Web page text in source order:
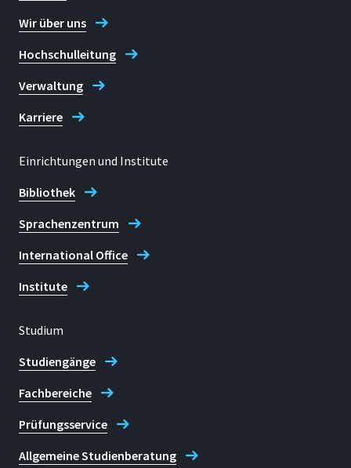
Wir über uns
Hochschulleitung
Verwaltung
Karriere
Einrichtungen und Institute
Bibliothek
Sprachenzentrum
International Office
Institute
Studium
Studiengänge
Fachbereiche
Prüfungsservice
Allgemeine Studienberatung